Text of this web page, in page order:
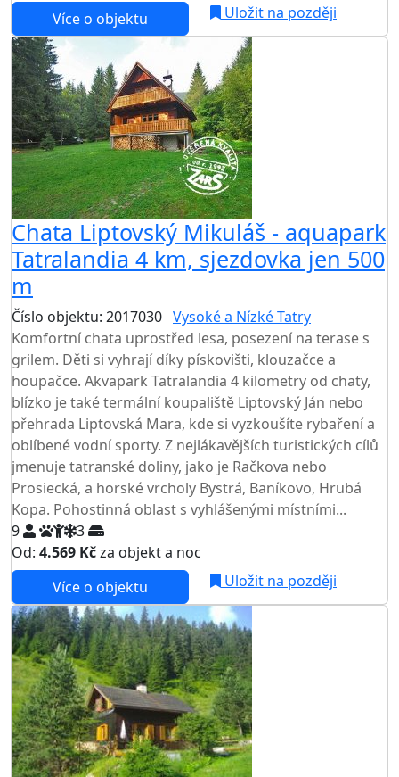
Více o objektu
Uložit na později
Chata Liptovský Mikuláš - aquapark
Tatralandia 4 km, sjezdovka jen 500
m
Číslo objektu: 2017030 Vysoké a Nízké Tatry
Komfortní chata uprostřed lesa, posezení na terase s
grilem. Děti si vyhrají díky pískovišti, klouzačce a
houpačce. Akvapark Tatralandia 4 kilometry od chaty,
blízko je také termální koupaliště Liptovský Ján nebo
přehrada Liptovská Mara, kde si vyzkoušíte rybaření a
oblíbené vodní sporty. Z nejlákavějších turistických cílů
jmenuje tatranské doliny, jako je Račkova nebo
Prosiecká, a horské vrcholy Bystrá, Baníkovo, Hrubá
Kopa. Pohostinná oblast s vyhlášenými místními...
9
3
Od: 4.569 Kčza objekt a noc
Více o objektu
Uložit na později